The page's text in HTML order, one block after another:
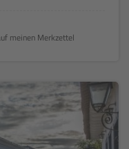
meinen Merkzettel